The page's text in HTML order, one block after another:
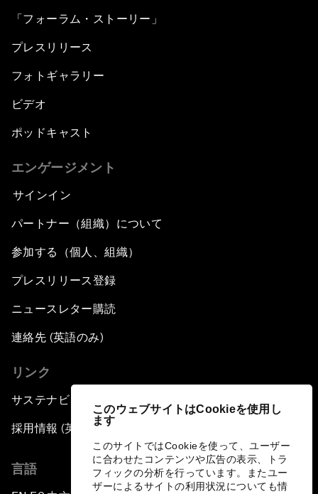
このウェブサイトはCookieを使用し
ます
このサイトではCookieを使って、ユーザー
に合わせたコンテンツや広告の表示、トラ
フィックの分析を行っています。またユー
ザーによるサイトの利用状況についても情
「フォーラム・ストーリー」
プレスリリース
フォトギャラリー
ビデオ
ポッドキャスト
エンゲージメント
サインイン
パートナー（組織）について
参加する（個人、組織）
プレスリリース登録
ニュースレター購読
連絡先 (英語のみ)
リンク
サステナビリティへの取り組み
採用情報 (英語のみ)
言語